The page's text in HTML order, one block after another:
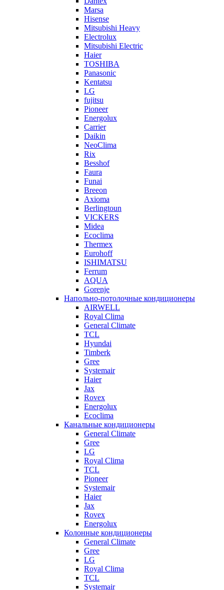
Marsa
Hisense
Mitsubishi Heavy
Electrolux
Mitsubishi Electric
Haier
TOSHIBA
Panasonic
Kentatsu
LG
fujitsu
Pioneer
Energolux
Carrier
Daikin
NeoClima
Rix
Besshof
Faura
Funai
Breeon
Axioma
Berlingtoun
VICKERS
Midea
Ecoclima
Thermex
Eurohoff
ISHIMATSU
Ferrum
AQUA
Gorenje
Напольно-потолочные кондиционеры
AIRWELL
Royal Clima
General Climate
TCL
Hyundai
Timberk
Gree
Systemair
Haier
Jax
Rovex
Energolux
Ecoclima
Канальные кондиционеры
General Climate
Gree
LG
Royal Clima
TCL
Pioneer
Systemair
Haier
Jax
Rovex
Energolux
Колонные кондиционеры
General Climate
Gree
LG
Royal Clima
TCL
Systemair